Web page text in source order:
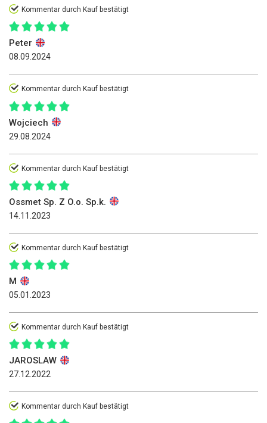
Kommentar durch Kauf bestätigt
Peter
08.09.2024
Kommentar durch Kauf bestätigt
Wojciech
29.08.2024
Kommentar durch Kauf bestätigt
Ossmet Sp. Z O.o. Sp.k.
14.11.2023
Kommentar durch Kauf bestätigt
M
05.01.2023
Kommentar durch Kauf bestätigt
JAROSLAW
27.12.2022
Kommentar durch Kauf bestätigt